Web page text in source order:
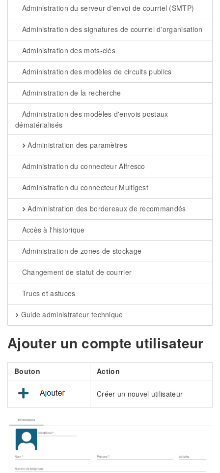
Administration du serveur d'envoi de courriel (SMTP)
Administration des signatures de courriel d'organisation
Administration des mots-clés
Administration des modèles de circuits publics
Administration de la recherche
Administration des modèles d'envois postaux
dématérialisés
Administration des paramètres
Administration du connecteur Alfresco
Administration du connecteur Multigest
Administration des bordereaux de recommandés
Accès à l'historique
Administration de zones de stockage
Changement de statut de courrier
Trucs et astuces
Guide administrateur technique
Ajouter un compte utilisateur
Bouton Action
Créer un nouvel utilisateur